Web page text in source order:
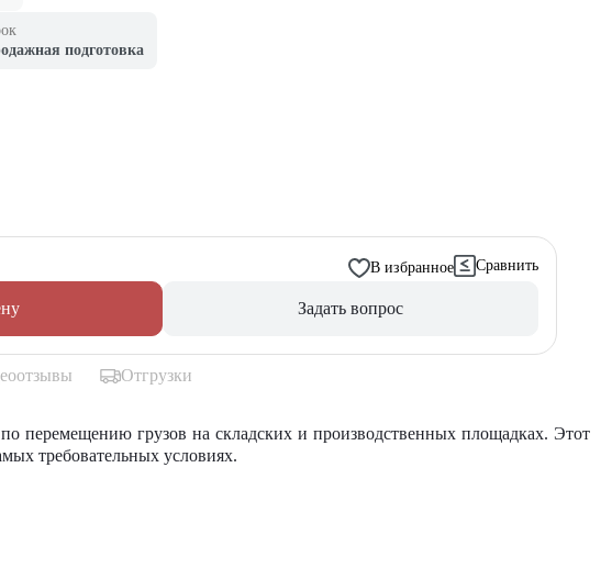
подготовка
В избранное Сравнить
Задать вопрос
Отгрузки
грузов на складских и производственных площадках. Этот
требовательных условиях.